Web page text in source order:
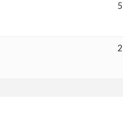
5
2